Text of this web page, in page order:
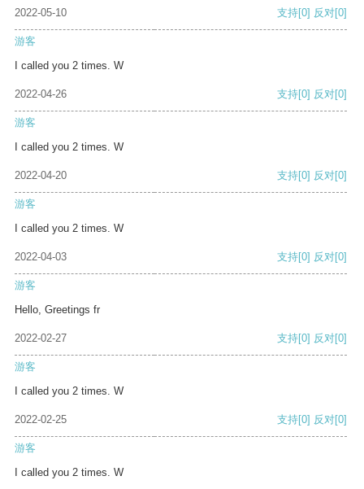
2022-05-10 支持[0] 反对[0]
游客
I called you 2 times. W
2022-04-26 支持[0] 反对[0]
游客
I called you 2 times. W
2022-04-20 支持[0] 反对[0]
游客
I called you 2 times. W
2022-04-03 支持[0] 反对[0]
游客
Hello, Greetings fr
2022-02-27 支持[0] 反对[0]
游客
I called you 2 times. W
2022-02-25 支持[0] 反对[0]
游客
I called you 2 times. W